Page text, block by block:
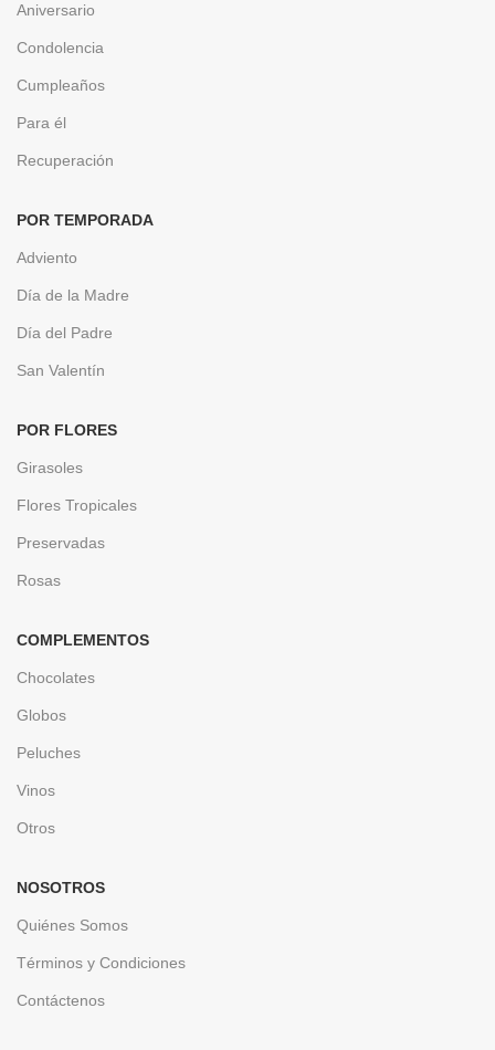
Aniversario
Condolencia
Cumpleaños
Para él
Recuperación
POR TEMPORADA
Adviento
Día de la Madre
Día del Padre
San Valentín
POR FLORES
Girasoles
Flores Tropicales
Preservadas
Rosas
COMPLEMENTOS
Chocolates
Globos
Peluches
Vinos
Otros
NOSOTROS
Quiénes Somos
Términos y Condiciones
Contáctenos